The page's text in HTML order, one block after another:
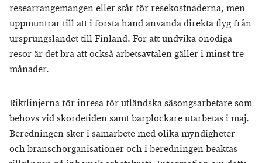
researrangemangen eller står för resekostnaderna, men
uppmuntrar till att i första hand använda direkta flyg från
ursprungslandet till Finland. För att undvika onödiga
resor är det bra att också arbetsavtalen gäller i minst tre
månader.
Riktlinjerna för inresa för utländska säsongsarbetare som
behövs vid skördetiden samt bärplockare utarbetas i maj.
Beredningen sker i samarbete med olika myndigheter
och branschorganisationer och i beredningen beaktas